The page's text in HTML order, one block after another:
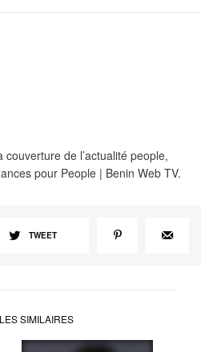
de l’actualité people,
pour People | Benin Web TV.
TWEET
SIMILAIRES